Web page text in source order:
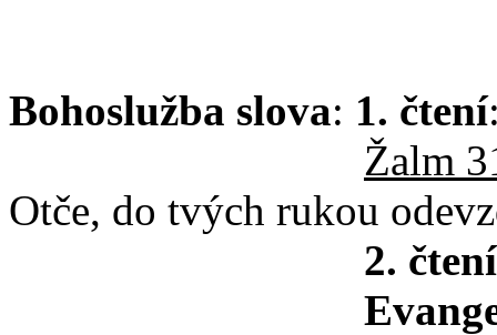
Bohoslužba slova: 1. čtení
Žalm
Otče, do tvých rukou
2. čtení